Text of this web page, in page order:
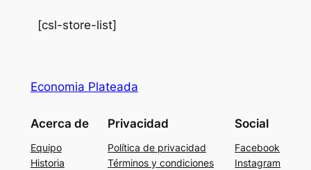
[csl-store-list]
Economia Plateada
Acerca de
Equipo
Historia
Privacidad
Política de privacidad
Términos y condiciones
Social
Facebook
Instagram